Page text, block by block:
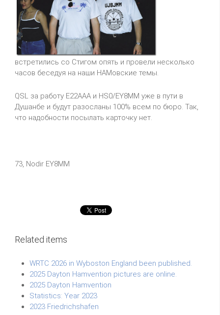
встретились со Стигом опять и провели несколько
часов беседуя на наши HAMовские темы.
QSL за работу E22AAA и HS0/EY8MM уже в пути в
Душанбе и будут разосланы 100% всем по бюро. Так,
что надобности посылать карточку нет.
73, Nodir EY8MM
Related items
WRTC 2026 in Wyboston England been published.
2025 Dayton Hamvention pictures are online.
2025 Dayton Hamvention
Statistics: Year 2023
2023 Friedrichshafen